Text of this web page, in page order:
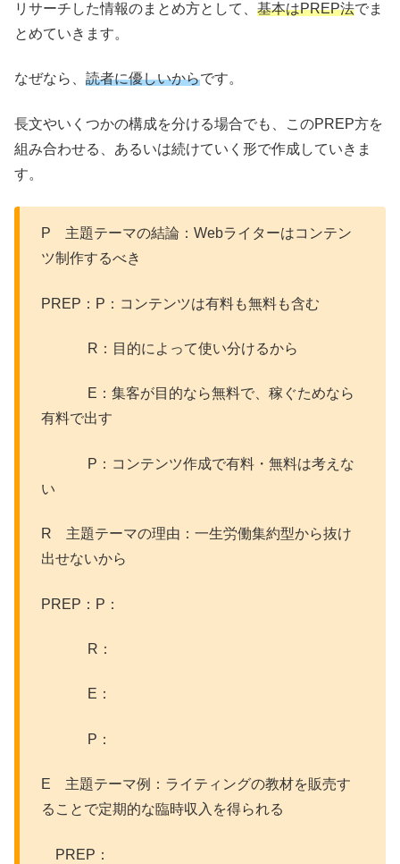
リサーチした情報のまとめ方として、 基本はPREP法でま
とめていきます。
なぜなら、 読者に優しいからです。
長文やいくつかの構成を分ける場合でも、このPREP方を
組み合わせる、あるいは続けていく形で作成していきま
す。
P 主題テーマの結論：Webライターはコンテン
ツ制作するべき
PREP：P：コンテンツは有料も無料も含む
R：目的によって使い分けるから
E：集客が目的なら無料で、稼ぐためなら
有料で出す
P：コンテンツ作成で有料・無料は考えな
い
R 主題テーマの理由：一生労働集約型から抜け
出せないから
PREP：P：
R：
E：
P：
E 主題テーマ例：ライティングの教材を販売す
ることで定期的な臨時収入を得られる
PREP：